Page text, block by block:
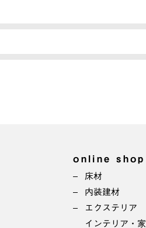
online shop
床材
内装建材
エクステリア
インテリア・家